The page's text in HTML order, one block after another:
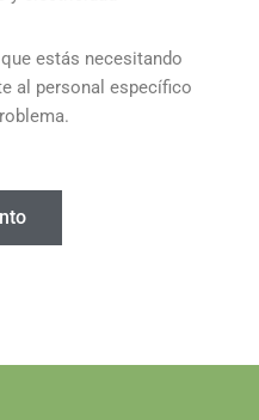
estás necesitando
al personal específico